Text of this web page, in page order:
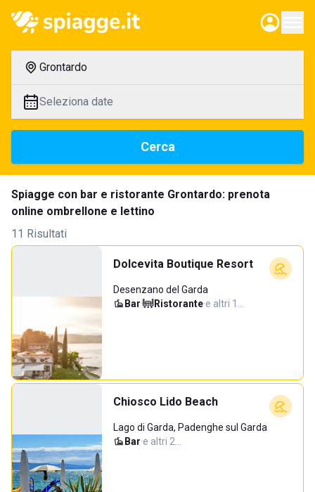
Grontardo
Seleziona date
Cerca
Spiagge con bar e ristorante Grontardo: prenota
online ombrellone e lettino
11 Risultati
Dolcevita Boutique Resort
Desenzano del Garda
Bar· Ristorante·e altri 1…
Chiosco Lido Beach
Lago di Garda, Padenghe sul Garda
Bar·e altri 2…